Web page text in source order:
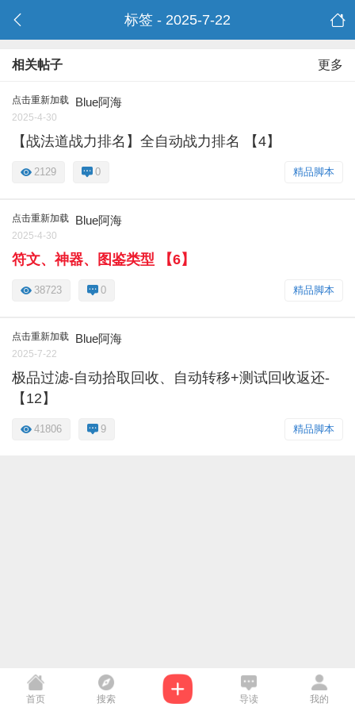
标签 - 2025-7-22
相关帖子 更多
点击重新加载 Blue阿海
2025-4-30
【战法道战力排名】全自动战力排名 【4】
精品脚本
2129 0
点击重新加载 Blue阿海
2025-4-30
符文、神器、图鉴类型 【6】
精品脚本
38723 0
点击重新加载 Blue阿海
2025-7-22
极品过滤-自动拾取回收、自动转移+测试回收返还-
【12】
精品脚本
41806 9
首页 搜索 导读 我的